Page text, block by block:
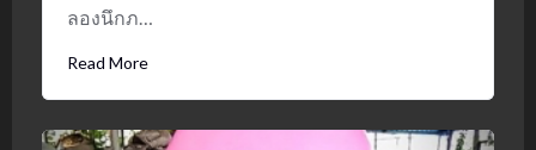
ลองนึกภ…
Read More